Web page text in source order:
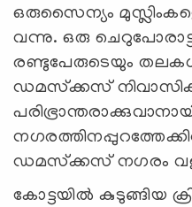
ഒരുസൈന്യം
വന്നു. ഒരു
രണ്ടുപേരുടെയും
ഡമസ്‌ക്കസ്
ഡമസ്‌ക്കസ് നഗരം
കോട്ടയില്‍ കുടുങ്ങിയ